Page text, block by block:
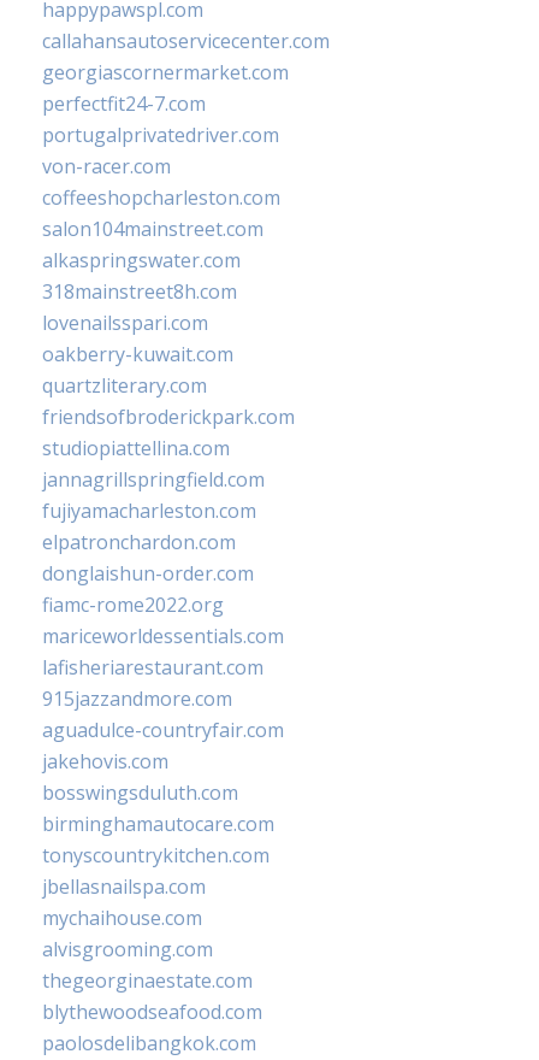
happypawspl.com
callahansautoservicecenter.com
georgiascornermarket.com
perfectfit24-7.com
portugalprivatedriver.com
von-racer.com
coffeeshopcharleston.com
salon104mainstreet.com
alkaspringswater.com
318mainstreet8h.com
lovenailsspari.com
oakberry-kuwait.com
quartzliterary.com
friendsofbroderickpark.com
studiopiattellina.com
jannagrillspringfield.com
fujiyamacharleston.com
elpatronchardon.com
donglaishun-order.com
fiamc-rome2022.org
mariceworldessentials.com
lafisheriarestaurant.com
915jazzandmore.com
aguadulce-countryfair.com
jakehovis.com
bosswingsduluth.com
birminghamautocare.com
tonyscountrykitchen.com
jbellasnailspa.com
mychaihouse.com
alvisgrooming.com
thegeorginaestate.com
blythewoodseafood.com
paolosdelibangkok.com